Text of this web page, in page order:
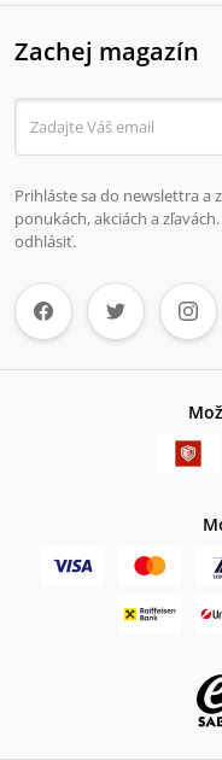
Zachej magazín
Prihláste sa do newslettra a
ponukách, akciách a
odhlásiť.